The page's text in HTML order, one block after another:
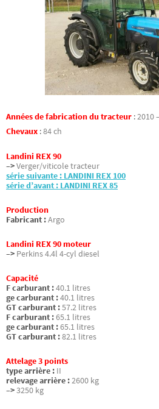
Années de fabrication du tracteur :2010 –
Chevaux :84 ch
Landini REX 90
–>Verger/viticole tracteur
série suivante : LANDINI REX 100
série d’avant : LANDINI REX 85
Production
Fabricant :Argo
Landini REX 90 moteur
–> Perkins 4.4l 4-cyl diesel
Capacité
F carburant :40.1 litres
ge carburant :40.1 litres
GT carburant :57.2 litres
F carburant :65.1 litres
ge carburant :65.1 litres
GT carburant :82.1 litres
Attelage 3 points
type arrière : II
relevage arrière :2600 kg
–>3250 kg